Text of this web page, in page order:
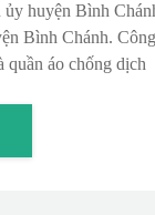
ủy huyện Bình
Bình Chánh.
quần áo chống dịch